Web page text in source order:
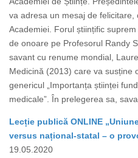
va adresa un mesaj de felicitare,
Academiei. Forul științific
de onoare pe Profesorul Randy
savant cu renume mondial,
Medicină (2013) care va susține
genericul „Importanța științei
medicale”. În prelegerea sa,
Lecție publică ONLINE
versus național-statal – o
19.05.2020